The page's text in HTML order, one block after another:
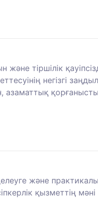
тіршілік
негізгі
азаматтық
және
қызметтің